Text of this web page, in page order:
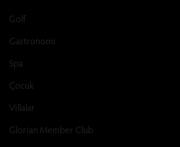
Golf
Gastronomi
Spa
Çocuk
Villalar
Glorian Member Club